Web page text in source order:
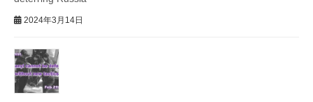
2024年3月14日